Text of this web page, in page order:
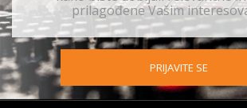
prilagođene Vašim
PRIJAVITE SE